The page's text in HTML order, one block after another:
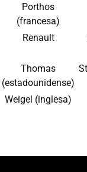
Porthos
(francesa)
Renault
Thomas
(estadounidense)
Weigel (inglesa)